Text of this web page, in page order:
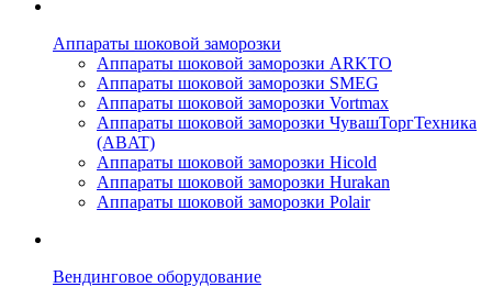
Аппараты шоковой заморозки
Аппараты шоковой заморозки ARKTO
Аппараты шоковой заморозки SMEG
Аппараты шоковой заморозки Vortmax
Аппараты шоковой заморозки ЧувашТоргТехника
(ABAT)
Аппараты шоковой заморозки Hicold
Аппараты шоковой заморозки Hurakan
Аппараты шоковой заморозки Polair
Вендинговое оборудование